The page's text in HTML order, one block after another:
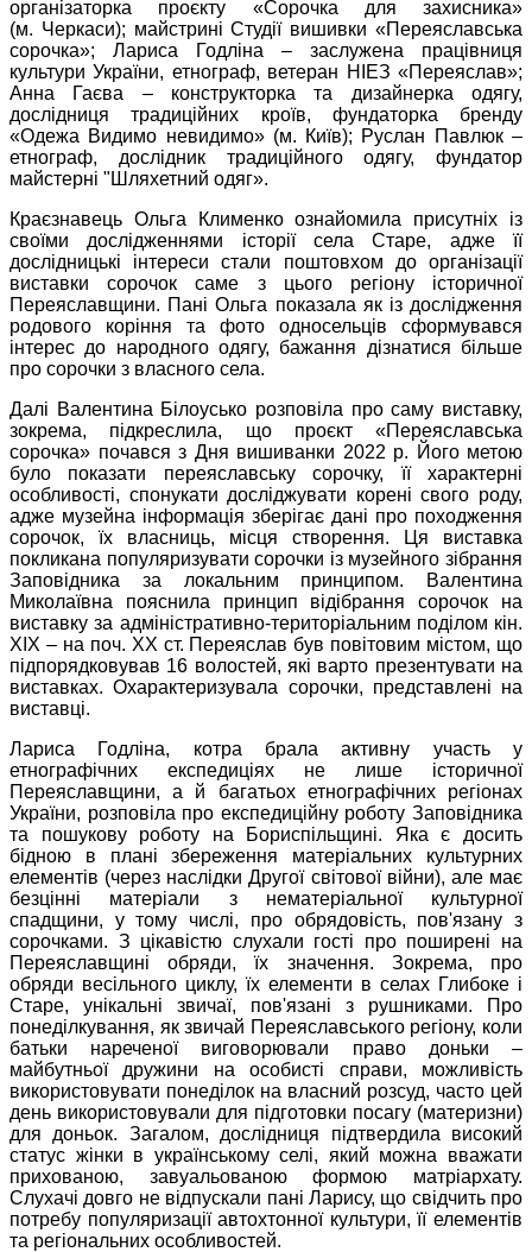
організаторка проєкту «Сорочка для захисника»
(м. Черкаси); майстрині Студії вишивки «Переяславська
сорочка»; Лариса Годліна – заслужена працівниця
культури України, етнограф, ветеран НІЕЗ «Переяслав»;
Анна Гаєва – конструкторка та дизайнерка одягу,
дослідниця традиційних кроїв, фундаторка бренду
«Одежа Видимо невидимо» (м. Київ); Руслан Павлюк –
етнограф, дослідник традиційного одягу, фундатор
майстерні "Шляхетний одяг».
Краєзнавець Ольга Клименко ознайомила присутніх із
своїми дослідженнями історії села Старе, адже її
дослідницькі інтереси стали поштовхом до організації
виставки сорочок саме з цього регіону історичної
Переяславщини. Пані Ольга показала як із дослідження
родового коріння та фото односельців сформувався
інтерес до народного одягу, бажання дізнатися більше
про сорочки з власного села.
Далі Валентина Білоусько розповіла про саму виставку,
зокрема, підкреслила, що проєкт «Переяславська
сорочка» почався з Дня вишиванки 2022 р. Його метою
було показати переяславську сорочку, її характерні
особливості, спонукати досліджувати корені свого роду,
адже музейна інформація зберігає дані про походження
сорочок, їх власниць, місця створення. Ця виставка
покликана популяризувати сорочки із музейного зібрання
Заповідника за локальним принципом. Валентина
Миколаївна пояснила принцип відібрання сорочок на
виставку за адміністративно-територіальним поділом кін.
ХІХ – на поч. ХХ ст. Переяслав був повітовим містом, що
підпорядковував 16 волостей, які варто презентувати на
виставках. Охарактеризувала сорочки, представлені на
виставці.
Лариса Годліна, котра брала активну участь у
етнографічних експедиціях не лише історичної
Переяславщини, а й багатьох етнографічних регіонах
України, розповіла про експедиційну роботу Заповідника
та пошукову роботу на Бориспільщині. Яка є досить
бідною в плані збереження матеріальних культурних
елементів (через наслідки Другої світової війни), але має
безцінні матеріали з нематеріальної культурної
спадщини, у тому числі, про обрядовість, пов'язану з
сорочками. З цікавістю слухали гості про поширені на
Переяславщині обряди, їх значення. Зокрема, про
обряди весільного циклу, їх елементи в селах Глибоке і
Старе, унікальні звичаї, пов'язані з рушниками. Про
понеділкування, як звичай Переяславського регіону, коли
батьки нареченої виговорювали право доньки –
майбутньої дружини на особисті справи, можливість
використовувати понеділок на власний розсуд, часто цей
день використовували для підготовки посагу (материзни)
для доньок. Загалом, дослідниця підтвердила високий
статус жінки в українському селі, який можна вважати
прихованою, завуальованою формою матріархату.
Слухачі довго не відпускали пані Ларису, що свідчить про
потребу популяризації автохтонної культури, її елементів
та регіональних особливостей.